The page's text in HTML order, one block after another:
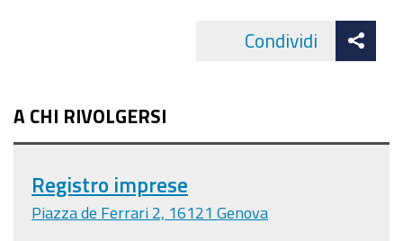
che
a
sostituire
Condividi
A CHI RIVOLGERSI
Registro imprese
Piazza de Ferrari 2, 16121 Genova